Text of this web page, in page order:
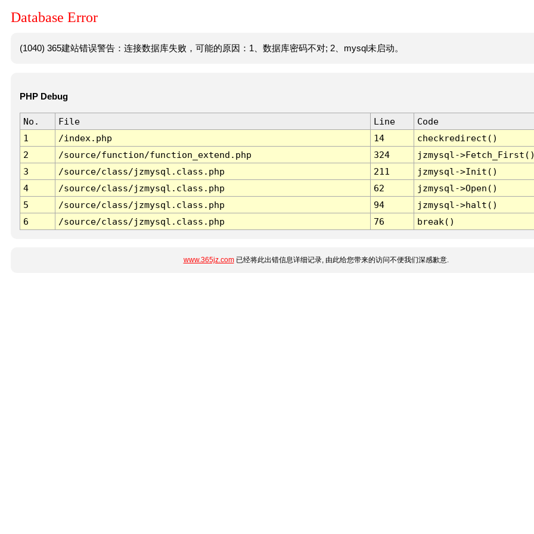
Database Error
(1040) 365建站错误警告：连接数据库失败，可能的原因：1、数据库密码不对; 2、mysql未启动。
PHP Debug
No. File Line
Code
1
/index.php 14
checkredirect()
2
/source/function/function_extend.php 324
jzmysql-
3
/source/class/jzmysql.class.php 211
jzmysql->Init()
4
/source/class/jzmysql.class.php 62
jzmysql->Open()
5
/source/class/jzmysql.class.php 94
jzmysql->halt()
6
/source/class/jzmysql.class.php 76 break()
www.365jz.com已经将此出错信息详细记录, 由此给您带来的访问不便我们深感歉意.